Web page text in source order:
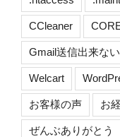
CCleaner
Gmail送信出来ない
Welcart
お客様の声 お
ぜんぶありがとう